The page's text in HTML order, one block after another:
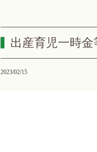
出産育児一時
2023/02/15